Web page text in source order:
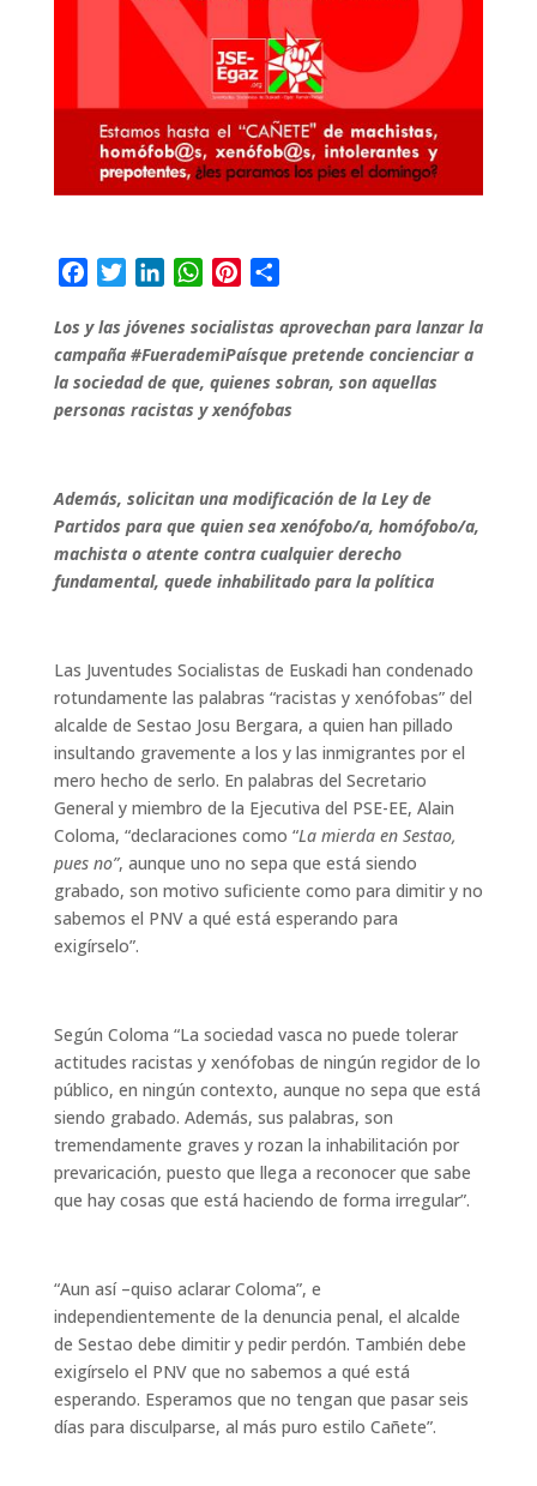
c
e
b
o
i
t
t
e
n
k
e
d
W
a
t
s
A
n
t
e
r
t
m
p
a
r
r
Los y las jóvenes socialistas aprovechan para lanzar la
campaña #FuerademiPaísque pretende concienciar a
la sociedad de que, quienes sobran, son aquellas
personas racistas y xenófobas
Además, solicitan una modificación de la Ley de
Partidos para que quien sea xenófobo/a, homófobo/a,
machista o atente contra cualquier derecho
fundamental, quede inhabilitado para la política
Las Juventudes Socialistas de Euskadi han condenado
rotundamente las palabras “racistas y xenófobas” del
alcalde de Sestao Josu Bergara, a quien han pillado
insultando gravemente a los y las inmigrantes por el
mero hecho de serlo. En palabras del Secretario
General y miembro de la Ejecutiva del PSE-EE, Alain
Coloma, “declaraciones como “La mierda en Sestao,
pues no”, aunque uno no sepa que está siendo
grabado, son motivo suficiente como para dimitir y no
sabemos el PNV a qué está esperando para
exigírselo”.
Según Coloma “La sociedad vasca no puede tolerar
actitudes racistas y xenófobas de ningún regidor de lo
público, en ningún contexto, aunque no sepa que está
siendo grabado. Además, sus palabras, son
tremendamente graves y rozan la inhabilitación por
prevaricación, puesto que llega a reconocer que sabe
que hay cosas que está haciendo de forma irregular”.
“Aun así –quiso aclarar Coloma”, e
independientemente de la denuncia penal, el alcalde
de Sestao debe dimitir y pedir perdón. También debe
exigírselo el PNV que no sabemos a qué está
esperando. Esperamos que no tengan que pasar seis
días para disculparse, al más puro estilo Cañete”.